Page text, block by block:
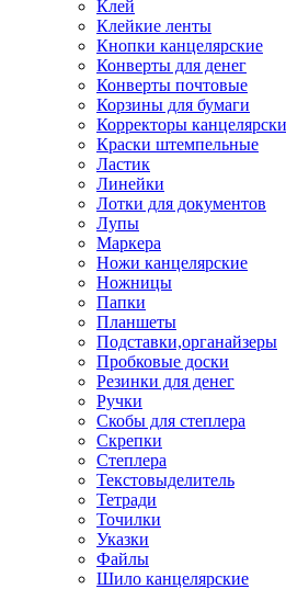
Клей
Клейкие ленты
Кнопки канцелярские
Конверты для денег
Конверты почтовые
Корзины для бумаги
Корректоры
Краски штемпельные
Ластик
Линейки
Лотки для документов
Лупы
Маркера
Ножи канцелярские
Ножницы
Папки
Планшеты
Подставки,органайзеры
Пробковые доски
Резинки для денег
Ручки
Скобы для степлера
Скрепки
Степлера
Текстовыделитель
Тетради
Точилки
Указки
Файлы
Шило канцелярские